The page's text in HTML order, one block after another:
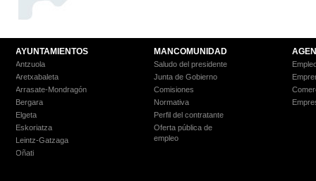
AYUNTAMIENTOS
Antzuola
Aretxabaleta
Arrasate-Mondragón
Bergara
Elgeta
Eskoriatza
Leintz-Gatzaga
Oñati
MANCOMUNIDAD
Saludo del presidente
Junta de Gobierno
Comisiones
Normativa
Perfil del contratante
Oferta pública de
empleo